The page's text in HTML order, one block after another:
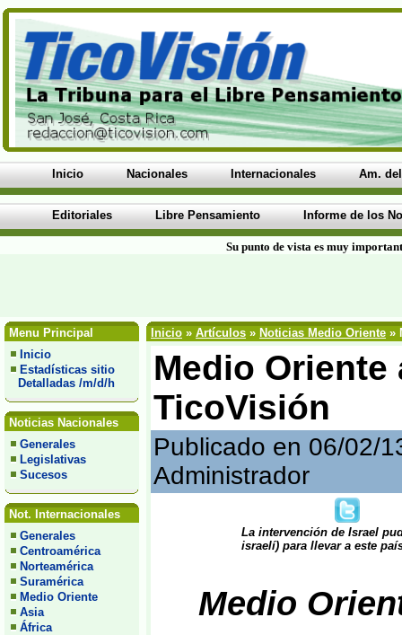
Inicio Nacionales Internacionales Am.
Editoriales Libre Pensamiento Informe de los
Su punto de vista es muy
Menu Principal
Inicio
Estadísticas sitio
Detalladas /m/d/h
Noticias Nacionales
Generales
Legislativas
Sucesos
Not. Internacionales
Generales
Centroamérica
Norteamérica
Suramérica
Medio Oriente
Asia
África
Inicio » Artículos » Noticias Medio Oriente »
Medio
TicoVisión
Publicado en 06/02/
Administrador
La intervención de Israel
israelí) para llevar a este
Medio